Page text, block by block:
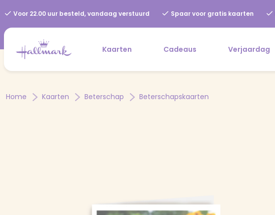
Voor 22.00 uur besteld, vandaag verstuurd Spaar voor gratis kaarten
Kaarten Cadeaus Verjaardag
Home Kaarten Beterschap Beterschapskaarten